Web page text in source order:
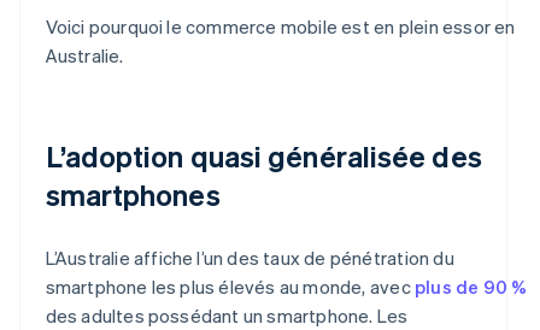
Voici pourquoi le commerce mobile est en plein essor en
Australie.
L’adoption quasi généralisée des
smartphones
L’Australie affiche l’un des taux de pénétration du
smartphone les plus élevés au monde, avec plus de 90 %
des adultes possédant un smartphone. Les